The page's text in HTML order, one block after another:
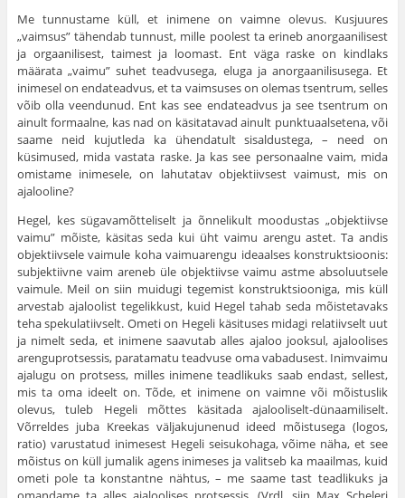
Me tunnustame küll, et inimene on vaimne olevus. Kusjuures
„vaimsus” tähendab tunnust, mille poolest ta erineb anorgaanilisest
ja orgaanilisest, taimest ja loomast. Ent väga raske on kindlaks
määrata „vaimu” suhet teadvusega, eluga ja anorgaanilisusega. Et
inimesel on endateadvus, et ta vaimsuses on olemas tsentrum, selles
võib olla veendunud. Ent kas see endateadvus ja see tsentrum on
ainult formaalne, kas nad on käsitatavad ainult punktuaalsetena, või
saame neid kujutleda ka ühendatult sisaldustega, – need on
küsimused, mida vastata raske. Ja kas see personaalne vaim, mida
omistame inimesele, on lahutatav objektiivsest vaimust, mis on
ajalooline?
Hegel, kes sügavamõtteliselt ja õnnelikult moodustas „objektiivse
vaimu” mõiste, käsitas seda kui üht vaimu arengu astet. Ta andis
objektiivsele vaimule koha vaimuarengu ideaalses konstruktsioonis:
subjektiivne vaim areneb üle objektiivse vaimu astme absoluutsele
vaimule. Meil on siin muidugi tegemist konstruktsiooniga, mis küll
arvestab ajaloolist tegelikkust, kuid Hegel tahab seda mõistetavaks
teha spekulatiivselt. Ometi on Hegeli käsituses midagi relatiivselt uut
ja nimelt seda, et inimene saavutab alles ajaloo jooksul, ajaloolises
arenguprotsessis, paratamatu teadvuse oma vabadusest. Inimvaimu
ajalugu on protsess, milles inimene teadlikuks saab endast, sellest,
mis ta oma ideelt on. Tõde, et inimene on vaimne või mõistuslik
olevus, tuleb Hegeli mõttes käsitada ajalooliselt-dünaamiliselt.
Võrreldes juba Kreekas väljakujunenud ideed mõistusega (logos,
ratio) varustatud inimesest Hegeli seisukohaga, võime näha, et see
mõistus on küll jumalik agens inimeses ja valitseb ka maailmas, kuid
ometi pole ta konstantne nähtus, – me saame tast teadlikuks ja